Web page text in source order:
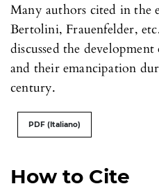
How to Cite
Many authors cited in the
Bertolini, Frauenfelder,
discussed the
and their emancipation
century.
PDF (Italiano)